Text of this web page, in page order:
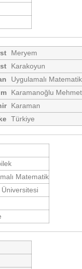
Meryem
Karakoyun
Uygulamalı Matematik
Karamanoğlu
Karaman
Türkiye
Matematik